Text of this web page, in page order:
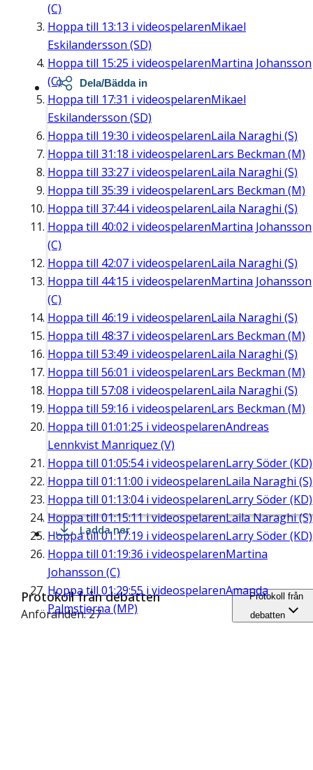
(C)
Hoppa till 13:13 i videospelarenMikael
Eskilandersson (SD)
Hoppa till 15:25 i videospelarenMartina Johansson
(C)
Hoppa till 17:31 i videospelarenMikael
Eskilandersson (SD)
Hoppa till 19:30 i videospelarenLaila Naraghi (S)
Hoppa till 31:18 i videospelarenLars Beckman (M)
Hoppa till 33:27 i videospelarenLaila Naraghi (S)
Hoppa till 35:39 i videospelarenLars Beckman (M)
Hoppa till 37:44i videospelarenLaila Naraghi (S)
Hoppa till 40:02 i videospelarenMartina Johansson
(C)
Hoppa till 42:07 i videospelarenLaila Naraghi (S)
Hoppa till 44:15 i videospelarenMartina Johansson
(C)
Hoppa till 46:19 i videospelarenLaila Naraghi (S)
Hoppa till 48:37 i videospelarenLars Beckman (M)
Hoppa till 53:49 i videospelarenLaila Naraghi (S)
Hoppa till 56:01 i videospelarenLars Beckman (M)
Hoppa till 57:08 i videospelarenLaila Naraghi (S)
Hoppa till 59:16 i videospelarenLars Beckman (M)
Hoppa till 01:01:25 i videospelarenAndreas
Lennkvist Manriquez (V)
Hoppa till 01:05:54i videospelarenLarry Söder (KD)
Hoppa till 01:11:00 i videospelarenLaila Naraghi (S)
Hoppa till 01:13:04i videospelarenLarry Söder (KD)
Hoppa till01:15:11i videospelarenLaila Naraghi (S)
Hoppa till01:17:19 i videospelarenLarry Söder (KD)
Hoppa till 01:19:36 i videospelarenMartina
Johansson (C)
Hoppa till 01:29:55 i videospelarenAmanda
Palmstierna (MP)
Dela/Bädda in
Ladda ner
Protokoll från debatten
Anföranden: 27
Protokoll från
debatten